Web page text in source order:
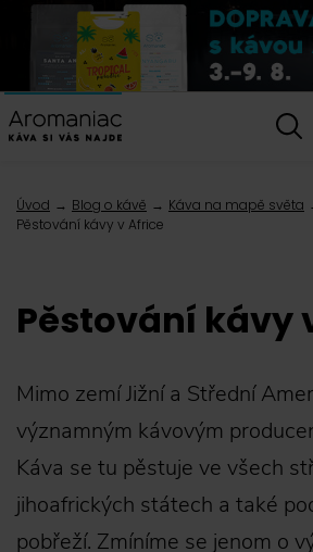
Úvod Blog o kávě
Káva na mapě světa
Pěstování kávy v Africe
Pěstování kávy
Mimo zemí Jižní a Střední
významným kávovým
Káva se tu pěstuje ve všech
jihoafrických státech a také
pobřeží. Zmíníme se jenom o